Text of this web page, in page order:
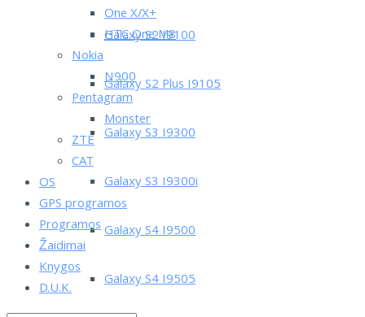
Galaxy S2 I9100
Galaxy S2 Plus I9105
Galaxy S3 I9300
Galaxy S3 I9300i
Galaxy S4 I9500
Galaxy S4 I9505
One X/X+
HTC One M8
Nokia
N900
Pentagram
Monster
ZTE
CAT
OS
GPS programos
Programos
Žaidimai
Knygos
D.U.K.